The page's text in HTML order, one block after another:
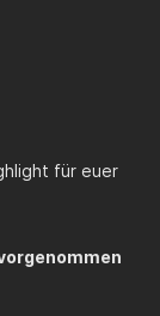
für euer